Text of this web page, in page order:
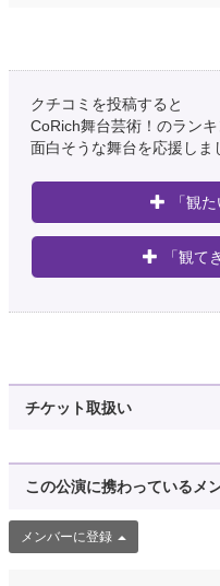
クチコミを投稿すると
CoRich舞台芸術！のランキ
面白そうな舞台を応援しま
「観
「観て
チケット取扱い
この公演に携わっているメ
メンバーに登録